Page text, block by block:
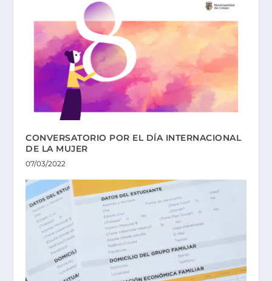
CONVERSATORIO POR EL DÍA INTERNACIONAL
DE LA MUJER
07/03/2022